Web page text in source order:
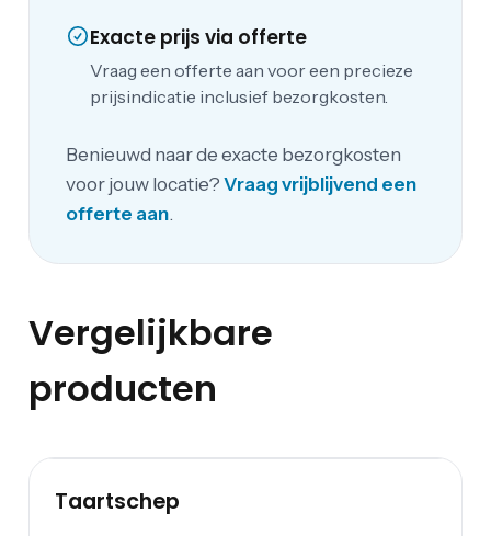
Exacte prijs via offerte
Vraag een offerte aan voor een precieze
prijsindicatie inclusief bezorgkosten.
Benieuwd naar de exacte bezorgkosten
voor jouw locatie?Vraag vrijblijvend een
offerte aan.
Vergelijkbare
producten
Taartschep